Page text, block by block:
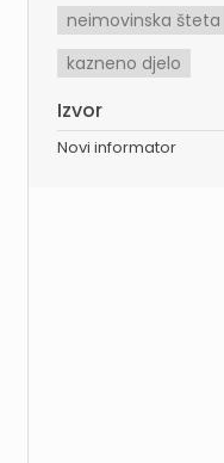
neimovinska šteta
kazneno djelo
Izvor
Novi informator